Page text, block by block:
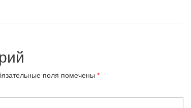
поля помечены *